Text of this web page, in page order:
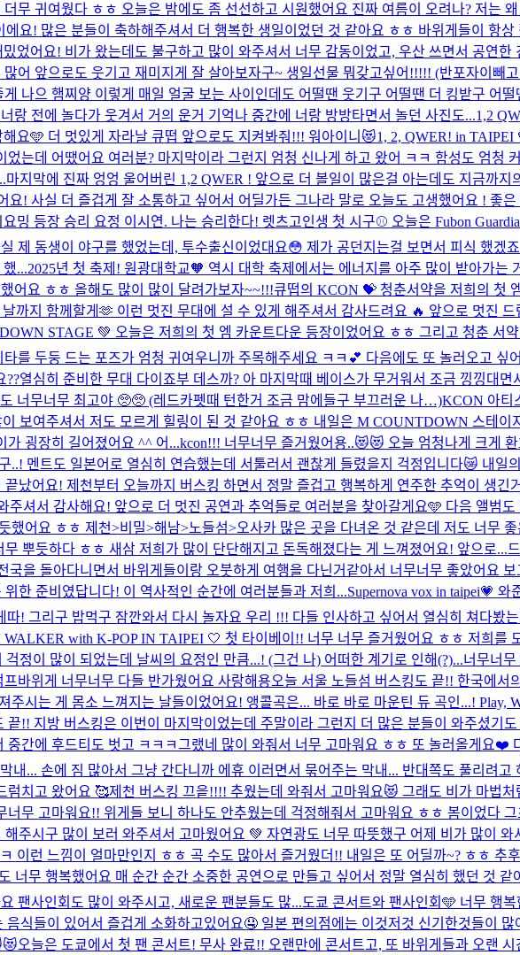
무 귀여웠다 ㅎㅎ 오늘은 밤에도 좀 선선하고 시원했어요 진짜 여름이 오려나? 저는
요! 많은 분들이 축하해주셔서 더 행복한 생일이었던 것 같아요 ㅎㅎ 바위게들이 항
었어요! 비가 왔는데도 불구하고 많이 와주셔서 너무 감동이었고, 우산 쓰면서 공연한
어 앞으로도 웃기고 재미지게 잘 살아보자구~ 생일선물 뭐갖고싶어!!!!! (반포자이빼
나으 햄찌양 이렇게 매일 얼굴 보는 사이인데도 어떨땐 웃기구 어떨땐 더 킹받구 어떨
랑 전에 놀다가 웃겨서 거의 운거 기억나 중간에 너랑 방방타면서 놀던 사진도...1,2
요🩵 더 멋있게 자라날 큐떱 앞으로도 지켜봐줘!!! 워아이니😻1, 2, QWER! in TAIPEI
는데 어땠어요 여러분? 마지막이라 그런지 엄청 신나게 하고 왔어 ㅋㅋ 함성도 엄청
마지막에 진짜 엉엉 울어버린 1,2 QWER ! 앞으로 더 볼일이 많은걸 아는데도 지금까지
! 사실 더 즐겁게 잘 소통하고 싶어서 어딜가든 그나라 말로 오늘도 고생했어요 ! 좋
밍 등장 승리 요정 이시연. 나는 승리한다! 렛츠고인생 첫 시구⚾️ 오늘은 Fubon
제 동생이 야구를 했었는데, 투수출신이었대요😳 제가 공던지는걸 보면서 피식 했겠
...2025년 첫 축제! 원광대학교🧡 역시 대학 축제에서는 에너지를 아주 많이 받아가는
어요 ㅎㅎ 올해도 많이 많이 달려가보자~~!!!큐떱의 KCON 💝 청춘서약을 저희의 첫
까지 함께할게🫶 이런 멋진 무대에 설 수 있게 해주셔서 감사드려요 🔥 앞으로 멋진
STAGE 💚 오늘은 저희의 첫 엠 카운트다운 등장이었어요 ㅎㅎ 그리고 청춘 서
를 두둥 드는 포즈가 엄청 귀여우니까 주목해주세요 ㅋㅋ💕 다음에도 또 놀러오고 싶
열심히 준비한 무대 다이죠부 데스까? 아 마지막때 베이스가 무거워서 조금 낑낑대
너무너무 최고야 🥺🥺 (레드카펫때 턴한거 조금 맘에들구 부끄러운 나…)KCON 아티
보여주셔서 저도 모르게 힐링이 된 것 같아요 ㅎㅎ 내일은 M COUNTDOWN 스테이
가 굉장히 길어졌어요 ^^ 어...kcon!!! 너무너무 즐거웠어용..😻😻 오늘 엄청나게 크게
멘트도 일본어로 열심히 연습했는데 서툴러서 괜찮게 들렸을지 걱정입니다😿 내일
났어요! 제천부터 오늘까지 버스킹 하면서 정말 즐겁고 행복하게 연주한 추억이 생긴
셔서 감사해요! 앞으로 더 멋진 공연과 추억들로 여러분을 찾아갈게요🩵 다음 앨범
어요 ㅎㅎ 제천>비밀>해남>노들섬>오사카 많은 곳을 다녀온 것 같은데 저도 너무
뿌듯하다 ㅎㅎ 새삼 저희가 많이 단단해지고 돈독해졌다는 게 느껴졌어요! 앞으로...
을 돌아다니면서 바위게들이랑 오붓하게 여행을 다닌거같아서 너무너무 좋았어요
한 준비였답니다! 이 역사적인 순간에 여러분들과 저희...Supernova vox in taipei💗 와
! 그리구 밥먹구 잠깐와서 다시 놀자요 우리 !!! 다들 인사하고 싶어서 열심히 쳐다봤
with K-POP IN TAIPEI 🤍 첫 타이베이!! 너무 너무 즐거웠어요 ㅎㅎ 저희를
정이 많이 되었는데 날씨의 요정인 만큼...! (그건 나) 어떠한 계기로 인해(?)...너무너
바위게 너무너무 다들 반가웠어요 사랑해용오늘 서울 노들섬 버스킹도 끝!! 한국에서
시는 게 몸소 느껴지는 날들이었어요! 앵콜곡은... 바로 바로 마운틴 듀 곡인...! Play,
끝!! 지방 버스킹은 이번이 마지막이었는데 주말이라 그런지 더 많은 분들이 와주셨기
간에 후드티도 벗고 ㅋㅋㅋ그랬네 많이 와줘서 너무 고마워요 ㅎㅎ 또 놀러올게요❤️
내... 손에 짐 많아서 그냥 간다니까 에휴 이러면서 묶어주는 막내... 반대쪽도 풀리려고
럼치고 왔어요 🥰제천 버스킹 끄읕!!!! 추웠는데 와줘서 고마워요😻 그래도 비가 마법
무 고마워요!! 위게들 보니 하나도 안추웠는데 걱정해줘서 고마워요 ㅎㅎ 봄이었다
주시구 많이 보러 와주셔서 고마웠어요 💚 자연광도 너무 따뜻했구 어제 비가 많이
이런 느낌이 얼마만인지 ㅎㅎ 곡 수도 많아서 즐거웠더!! 내일은 또 어딜까~? ㅎㅎ 추
무 행복했어요 매 순간 순간 소중한 공연으로 만들고 싶어서 정말 열심히 했던 것 같
팬사인회도 많이 와주시고, 새로운 팬분들도 많...도쿄 콘서트와 팬사인회🩵 너무 행
식들이 있어서 즐겁게 소화하고있어요🤤 일본 편의점에는 이것저것 신기한것들이
오늘은 도쿄에서 첫 팬 콘서트! 무사 완료!! 오랜만에 콘서트고, 또 바위게들과 오랜